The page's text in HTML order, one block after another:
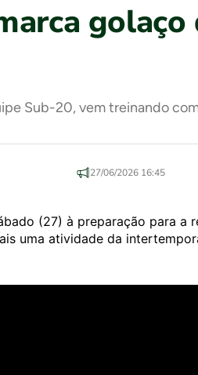
Sub-20, vem treinando
27/06/2026 16:45
(27) à preparação para a
uma atividade da